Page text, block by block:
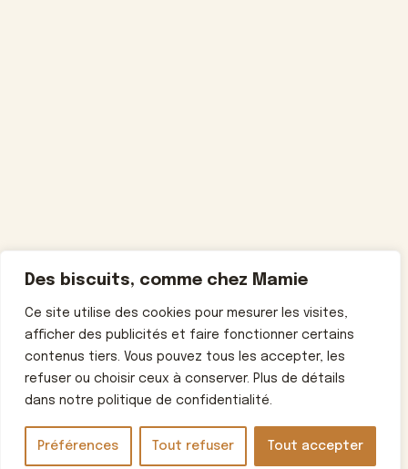
Des biscuits, comme chez Mamie
Ce site utilise des cookies pour mesurer les visites,
afficher des publicités et faire fonctionner certains
contenus tiers. Vous pouvez tous les accepter, les
refuser ou choisir ceux à conserver. Plus de détails
dans notre politique de confidentialité.
Préférences Tout refuser Tout accepter